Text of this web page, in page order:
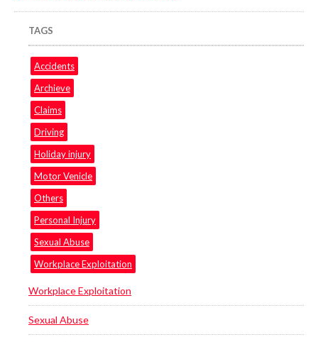
TAGS
Accidents
Archieve
Claims
Driving
Holiday injury
Motor Venicle
Others
Personal Injury
Sexual Abuse
Workplace Exploitation
Workplace Exploitation
Sexual Abuse